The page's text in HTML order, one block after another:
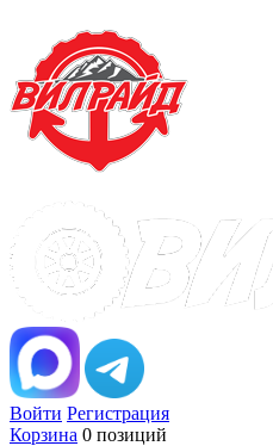
Войти Регистрация
Корзина 0 позиций